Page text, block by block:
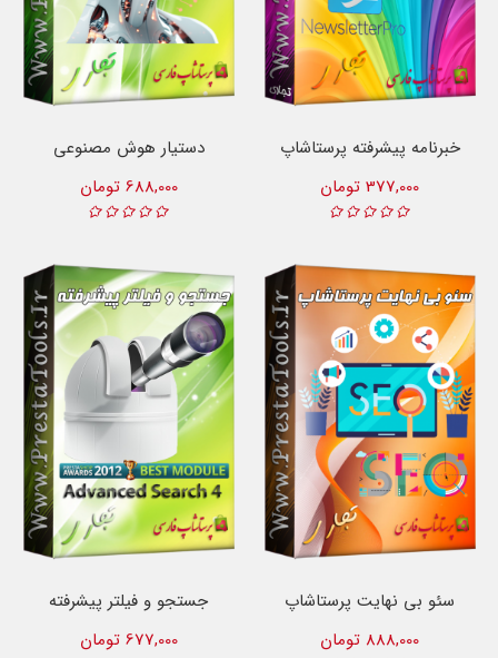
خبرنامه پیشرفته پرستاشاپ
377,000 تومان
دستیار هوش مصنوعی
688,000 تومان
سئو بی نهایت پرستاشاپ
888,000 تومان
جستجو و فیلتر پیشرفته
677,000 تومان